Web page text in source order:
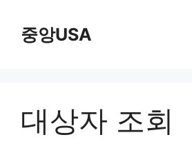
중앙USA
대상자 조회